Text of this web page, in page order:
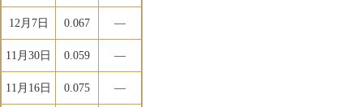
12月7日 0.067 ―
11月30日 0.059 ―
11月16日 0.075 ―